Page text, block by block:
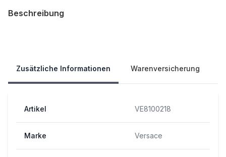
Beschreibung
Zusätzliche Informationen Warenversicherung
Artikel VE8100218
Marke Versace